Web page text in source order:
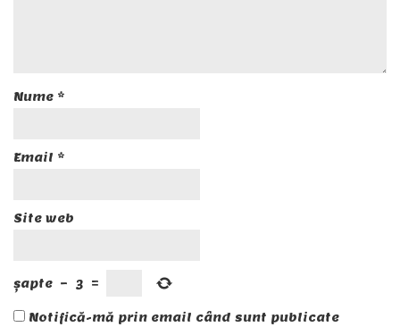
Nume *
Email *
Site web
șapte − 3 =
Notifică-mă prin email când sunt publicate